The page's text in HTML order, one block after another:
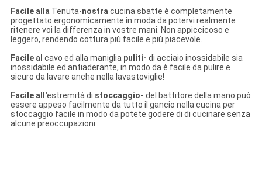
Facile allaTenuta-nostracucina sbatte è completamente
progettato ergonomicamente in moda da potervi realmente
ritenere voi la differenza in vostre mani. Non appiccicoso e
leggero, rendendo cottura più facile e più piacevole.
Facile al cavo ed alla maniglia puliti- di acciaio inossidabile sia
inossidabile ed antiaderante, in modo da è facile da pulire e
sicuro da lavare anche nella lavastoviglie!
Facile all'estremità di stoccaggio- del battitore della mano può
essere appeso facilmente da tutto il gancio nella cucina per
stoccaggio facile in modo da potete godere di di cucinare senza
alcune preoccupazioni.